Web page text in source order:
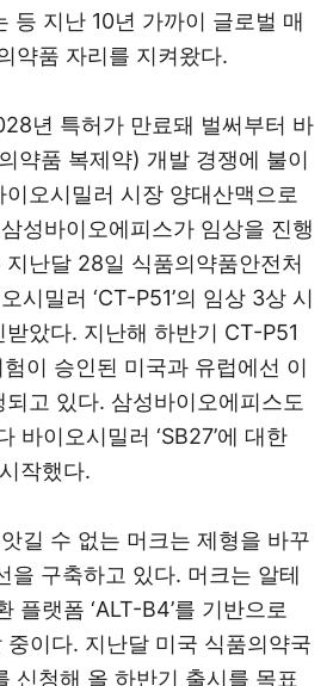
등 지난 10년 가까이 글로벌 매
약품 자리를 지켜왔다.
년 특허가 만료돼 벌써부터 바
약품 복제약) 개발 경쟁에 불이
오시밀러 시장 양대산맥으로
성바이오에피스가 임상을 진행
난달 28일 식품의약품안전처
시밀러 ‘CT-P51’의 임상 3상 시
았다. 지난해 하반기 CT-P51
이 승인된 미국과 유럽에선 이
고 있다. 삼성바이오에피스도
바이오시밀러 ‘SB27’에 대한
작했다.
길 수 없는 머크는 제형을 바꾸
을 구축하고 있다. 머크는 알테
플랫폼 ‘ALT-B4’를 기반으로
중이다. 지난달 미국 식품의약국
신청해 올 하반기 출시를 목표